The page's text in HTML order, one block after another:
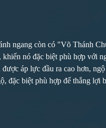
ngang còn có "Võ Thánh
khiến nó đặc biệt phù hợp với
áp lực đầu ra cao hơn,
đặc biệt phù hợp để thắng lợi